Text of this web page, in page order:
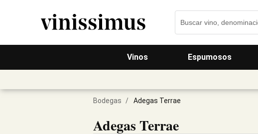
Vinos Espumosos
Bodegas / Adegas Terrae
Adegas Terrae